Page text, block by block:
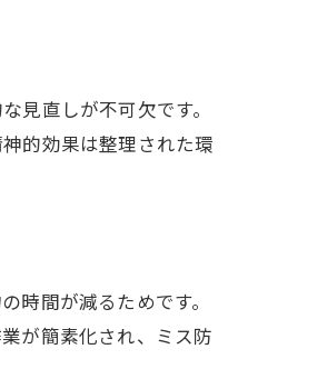
見直しが不可欠です。
的効果は整理された環
時間が減るためです。
が簡素化され、ミス防